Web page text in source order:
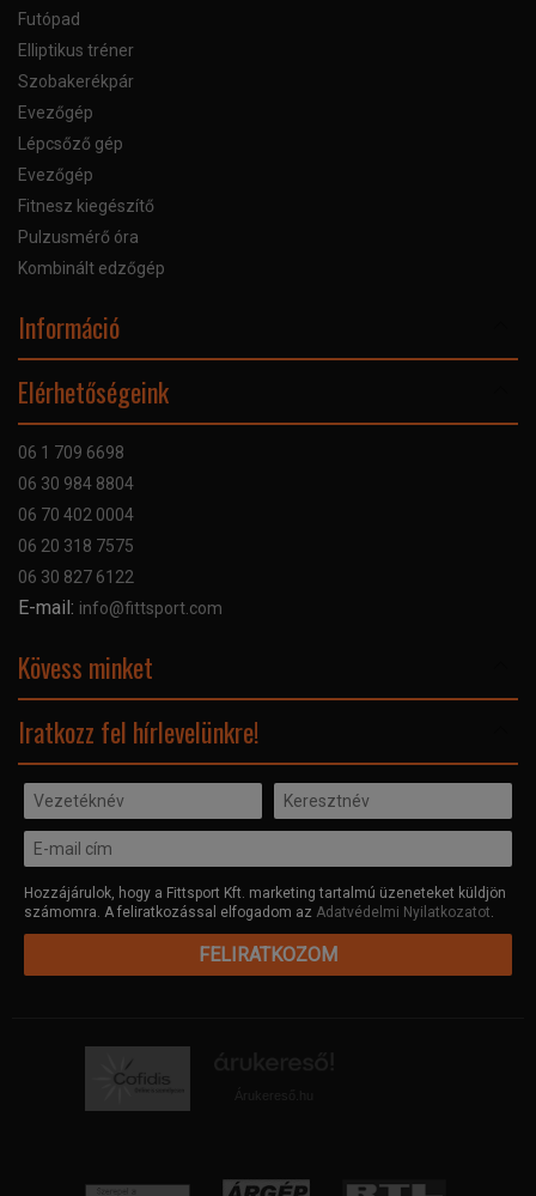
Futópad
Elliptikus tréner
Szobakerékpár
Evezőgép
Lépcsőző gép
Evezőgép
Fitnesz kiegészítő
Pulzusmérő óra
Kombinált edzőgép
Információ
Bankkártyás fizetés
Adatvédelmi nyilatkozat
Elérhetőségeink
06 1 709 6698
06 30 984 8804
06 70 402 0004
06 20 318 7575
06 30 827 6122
E-mail: info@fittsport.com
Kövess minket
Iratkozz fel hírlevelünkre!
Hozzájárulok, hogy a Fittsport Kft. marketing tartalmú üzeneteket küldjön
számomra. A feliratkozással elfogadom az Adatvédelmi Nyilatkozatot.
FELIRATKOZOM